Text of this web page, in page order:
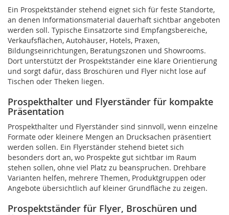
Ein Prospektständer stehend eignet sich für feste Standorte,
an denen Informationsmaterial dauerhaft sichtbar angeboten
werden soll. Typische Einsatzorte sind Empfangsbereiche,
Verkaufsflächen, Autohäuser, Hotels, Praxen,
Bildungseinrichtungen, Beratungszonen und Showrooms.
Dort unterstützt der Prospektständer eine klare Orientierung
und sorgt dafür, dass Broschüren und Flyer nicht lose auf
Tischen oder Theken liegen.
Prospekthalter und Flyerständer für kompakte
Präsentation
Prospekthalter und Flyerständer sind sinnvoll, wenn einzelne
Formate oder kleinere Mengen an Drucksachen präsentiert
werden sollen. Ein Flyerständer stehend bietet sich
besonders dort an, wo Prospekte gut sichtbar im Raum
stehen sollen, ohne viel Platz zu beanspruchen. Drehbare
Varianten helfen, mehrere Themen, Produktgruppen oder
Angebote übersichtlich auf kleiner Grundfläche zu zeigen.
Prospektständer für Flyer, Broschüren und